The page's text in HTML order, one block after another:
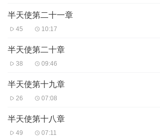
半天使第二十一章
45 10:17
半天使第二十章
38 09:46
半天使第十九章
26 07:08
半天使第十八章
49 07:11